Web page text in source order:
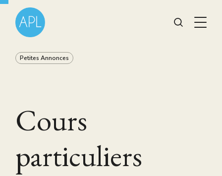
Petites Annonces
Cours
particuliers